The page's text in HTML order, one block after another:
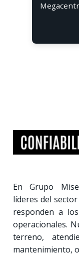
En Grupo
líderes del
responden a
operacionales.
terreno,
mantenimiento,